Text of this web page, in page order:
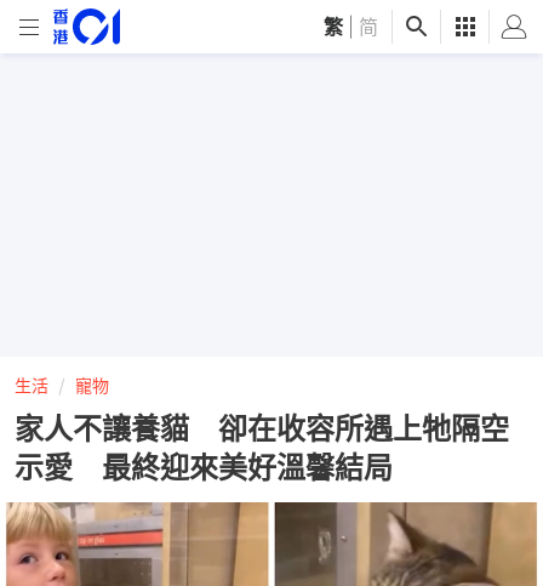
繁 简
生活 寵物
家人不讓養貓 卻在收容所遇上牠隔空
示愛 最終迎來美好溫馨結局